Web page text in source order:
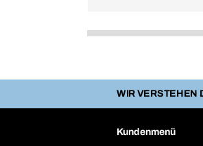
WIR VERSTEHEN
Kundenmenü